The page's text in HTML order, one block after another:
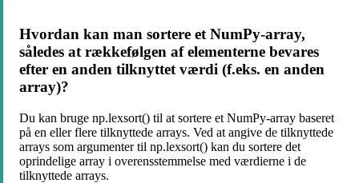
Hvordan kan man sortere et NumPy-array,
således at rækkefølgen af elementerne bevares
efter en anden tilknyttet værdi (f.eks. en anden
array)?
Du kan bruge np.lexsort() til at sortere et NumPy-array baseret
på en eller flere tilknyttede arrays. Ved at angive de tilknyttede
arrays som argumenter til np.lexsort() kan du sortere det
oprindelige array i overensstemmelse med værdierne i de
tilknyttede arrays.